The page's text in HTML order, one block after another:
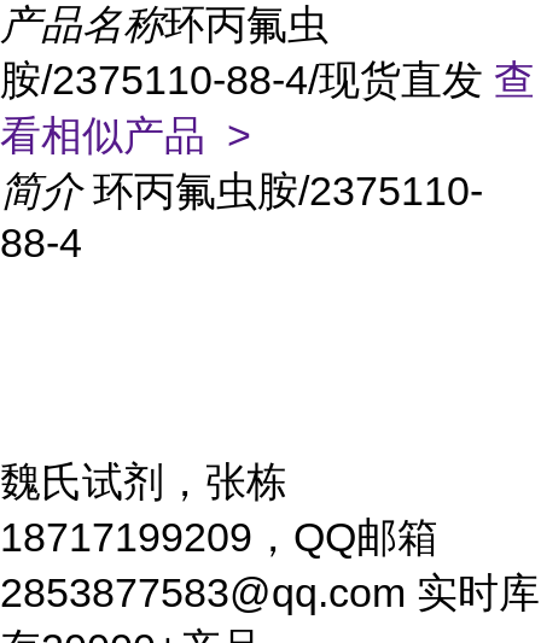
产品名称环丙氟虫
胺/2375110-88-4/现货直发 查
看相似产品 >
简介 环丙氟虫胺/2375110-
88-4
魏氏试剂，张栋
18717199209，QQ邮箱
2853877583@qq.com 实时库